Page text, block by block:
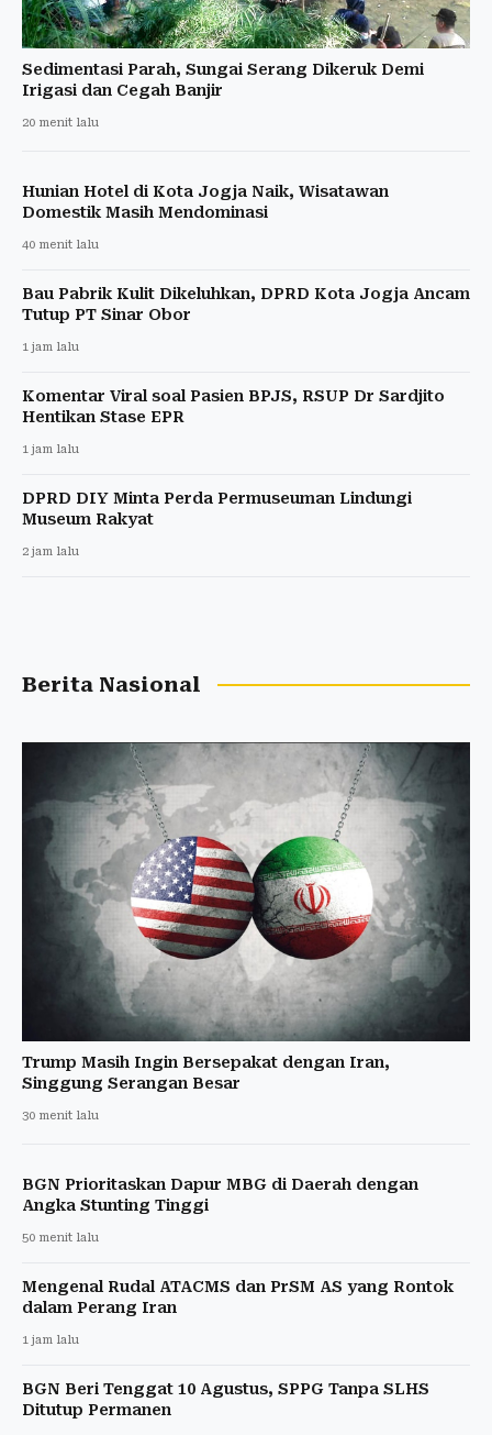
Sedimentasi Parah, Sungai Serang Dikeruk Demi
Irigasi dan Cegah Banjir
20 menit lalu
Hunian Hotel di Kota Jogja Naik, Wisatawan
Domestik Masih Mendominasi
40 menit lalu
Bau Pabrik Kulit Dikeluhkan, DPRD Kota Jogja Ancam
Tutup PT Sinar Obor
1 jam lalu
Komentar Viral soal Pasien BPJS, RSUP Dr Sardjito
Hentikan Stase EPR
1 jam lalu
DPRD DIY Minta Perda Permuseuman Lindungi
Museum Rakyat
2 jam lalu
Berita Nasional
Trump Masih Ingin Bersepakat dengan Iran,
Singgung Serangan Besar
30 menit lalu
BGN Prioritaskan Dapur MBG di Daerah dengan
Angka Stunting Tinggi
50 menit lalu
Mengenal Rudal ATACMS dan PrSM AS yang Rontok
dalam Perang Iran
1 jam lalu
BGN Beri Tenggat 10 Agustus, SPPG Tanpa SLHS
Ditutup Permanen